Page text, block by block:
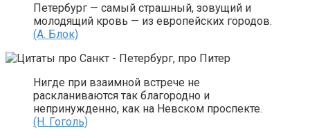
Петербург — самый страшный, зовущий и
молодящий кровь — из европейских городов.
(А. Блок)
Нигде при взаимной встрече не
раскланиваются так благородно и
непринужденно, как на Невском проспекте.
(Н. Гоголь)